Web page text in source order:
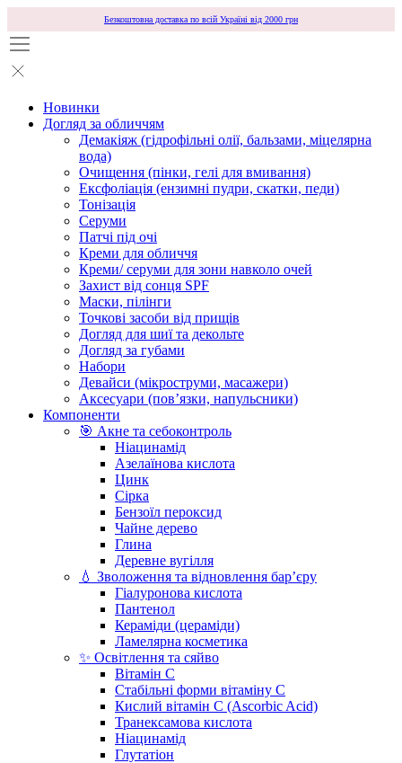
Безкоштовна доставка по всій Україні від 2000 грн
Новинки
Догляд за обличчям
Демакіяж (гідрофільні олії, бальзами, міцелярна
вода)
Очищення (пінки, гелі для вмивання)
Ексфоліація (ензимні пудри, скатки, педи)
Тонізація
Серуми
Патчі під очі
Креми для обличчя
Креми/ серуми для зони навколо очей
Захист від сонця SPF
Маски, пілінги
Точкові засоби від прищів
Догляд для шиї та декольте
Догляд за губами
Набори
Девайси (мікроструми, масажери)
Аксесуари (повʼязки, напульсники)
Компоненти
🎯 Акне та себоконтроль
Ніацинамід
Азелаїнова кислота
Цинк
Сірка
Бензоїл пероксид
Чайне дерево
Глина
Деревне вугілля
💧 Зволоження та відновлення бар’єру
Гіалуронова кислота
Пантенол
Кераміди (цераміди)
Ламелярна косметика
✨ Освітлення та сяйво
Вітамін С
Стабільні форми вітаміну С
Кислий вітамін С (Ascorbic Acid)
Транексамова кислота
Ніацинамід
Глутатіон